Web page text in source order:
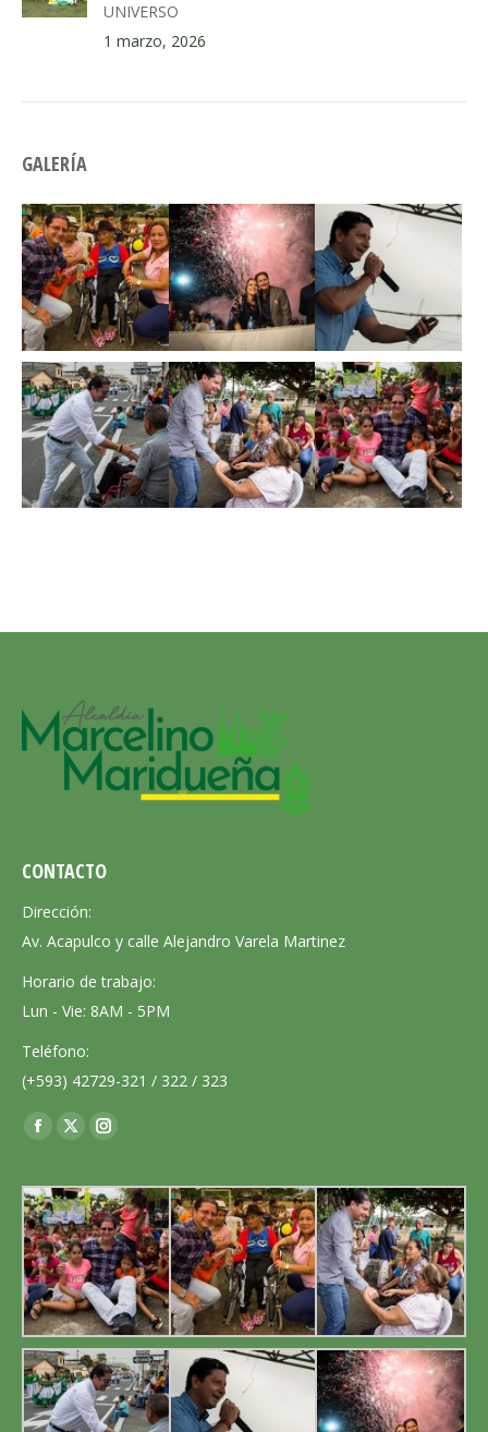
UNIVERSO
1 marzo, 2026
GALERÍA
CONTACTO
Dirección:
Av. Acapulco y calle Alejandro Varela Martinez
Horario de trabajo:
Lun - Vie: 8AM - 5PM
Teléfono:
(+593) 42729-321 / 322 / 323
Encuéntranos en:
Facebook
opens
in
new
window
X
opens
in
new
window
Instagram
opens
in
new
window